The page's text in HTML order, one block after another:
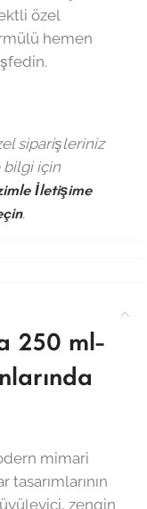
özel
hemen
siparişleriniz
bilgi için
İletişime
.
250 ml-
mimari
zengin